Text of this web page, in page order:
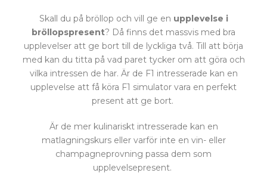
Skall du på bröllop och vill ge en upplevelse i
bröllopspresent? Då finns det massvis med bra
upplevelser att ge bort till de lyckliga två. Till att börja
med kan du titta på vad paret tycker om att göra och
vilka intressen de har. Är de F1 intresserade kan en
upplevelse att få köra F1 simulator vara en perfekt
present att ge bort.
Är de mer kulinariskt intresserade kan en
matlagningskurs eller varför inte en vin- eller
champagneprovning passa dem som
upplevelsepresent.